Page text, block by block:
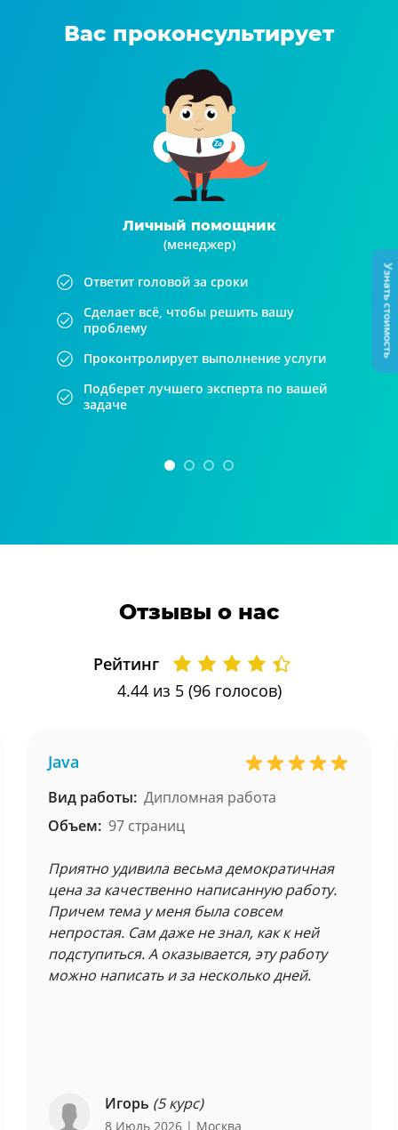
Вас проконсультирует
Личный помощник
(менеджер)
Ответит головой за сроки
Сделает всё, чтобы решить вашу
проблему
Проконтролирует выполнение услуги
Подберет лучшего эксперта по вашей
задаче
Отзывы о нас
Рейтинг
4.44из 5 (96 голосов)
Java
Вид работы: Дипломная работа
Объем: 97 страниц
Приятно удивила весьма демократичная
цена за качественно написанную работу.
Причем тема у меня была совсем
непростая. Сам даже не знал, как к ней
подступиться. А оказывается, эту работу
можно написать и за несколько дней.
Игорь (5 курс)
8 Июль 2026 | Москва
Узнать стоимость